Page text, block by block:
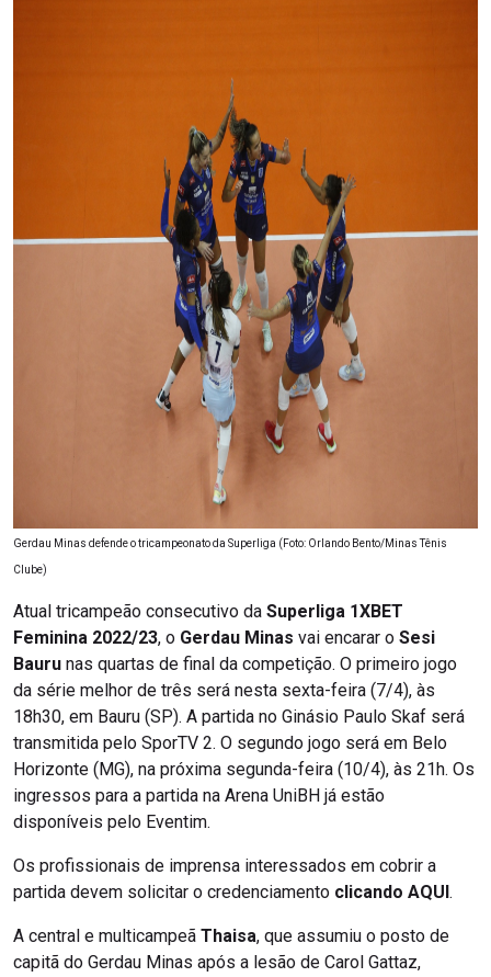
Gerdau Minas defende o tricampeonato da Superliga (Foto: Orlando Bento/Minas Tênis
Clube)
Atual tricampeão consecutivo da Superliga 1XBET
Feminina 2022/23, o Gerdau Minas vai encarar o Sesi
Bauru nas quartas de final da competição. O primeiro jogo
da série melhor de três será nesta sexta-feira (7/4), às
18h30, em Bauru (SP). A partida no Ginásio Paulo Skaf será
transmitida pelo SporTV 2. O segundo jogo será em Belo
Horizonte (MG), na próxima segunda-feira (10/4), às 21h. Os
ingressos para a partida na Arena UniBH já estão
disponíveis pelo Eventim.
Os profissionais de imprensa interessados em cobrir a
partida devem solicitar o credenciamento clicando AQUI.
A central e multicampeã Thaisa, que assumiu o posto de
capitã do Gerdau Minas após a lesão de Carol Gattaz,